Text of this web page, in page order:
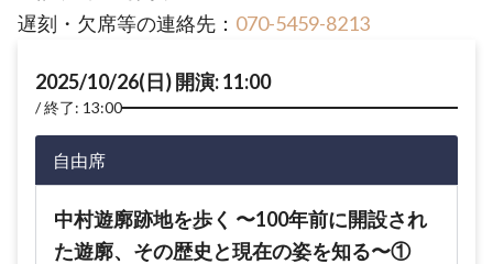
遅刻・欠席等の連絡先： 070-5459-8213
2025/10/26(日) 開演: 11:00
終了: 13:00
自由席
中村遊廓跡地を歩く 〜100年前に開設され
た遊廓、その歴史と現在の姿を知る〜①